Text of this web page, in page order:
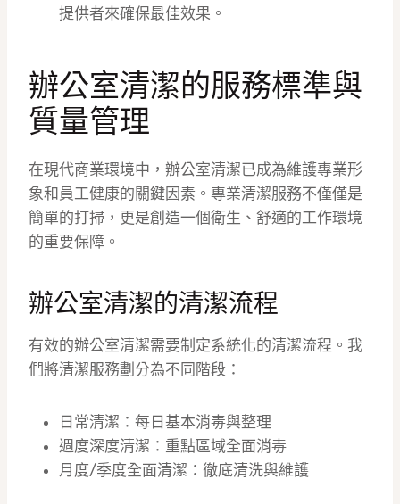
提供者來確保最佳效果。
辦公室清潔的服務標準與
質量管理
在現代商業環境中，辦公室清潔已成為維護專業形
象和員工健康的關鍵因素。專業清潔服務不僅僅是
簡單的打掃，更是創造一個衛生、舒適的工作環境
的重要保障。
辦公室清潔的清潔流程
有效的辦公室清潔需要制定系統化的清潔流程。我
們將清潔服務劃分為不同階段：
日常清潔：每日基本消毒與整理
週度深度清潔：重點區域全面消毒
月度/季度全面清潔：徹底清洗與維護